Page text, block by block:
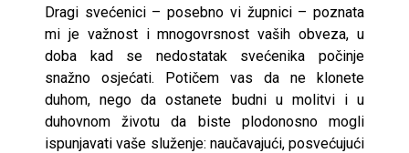
Dragi svećenici – posebno vi župnici – poznata
mi je važnost i mnogovrsnost vaših obveza, u
doba kad se nedostatak svećenika počinje
snažno osjećati. Potičem vas da ne klonete
duhom, nego da ostanete budni u molitvi i u
duhovnom životu da biste plodonosno mogli
ispunjavati vaše služenje: naučavajući, posvećujući